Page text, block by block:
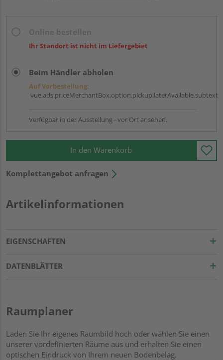
Ihr Standort ist nicht im Liefergebiet
Beim Händler abholen
Auf Vorbestellung:
vue.ads.priceMerchantBox.option.pickup.laterAvailable.subtext
Verfügbar in der Ausstellung - vor Ort ansehen.
In den Warenkorb
Komplettangebot anfragen
Artikelinformationen
EIGENSCHAFTEN
DATENBLÄTTER
Raumplaner
Laden Sie Ihr eigenes Raumbild hoch oder wählen Sie einen
unserer vordefinierten Räume aus und erhalten Sie einen
optischen Eindruck von Ihrem neuen Bodenbelag.